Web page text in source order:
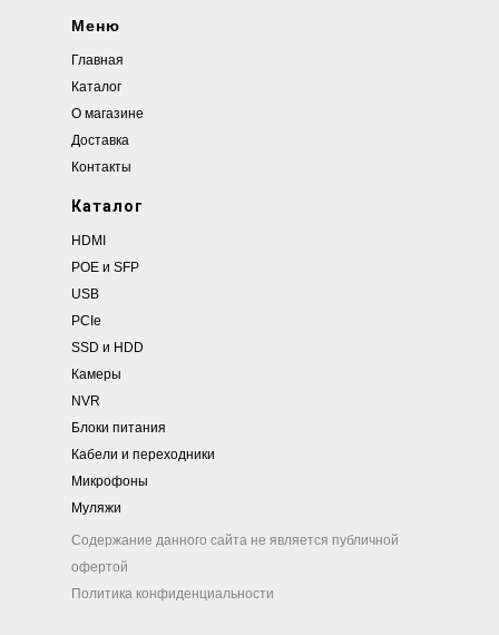
Меню
Главная
Каталог
О магазине
Доставка
Контакты
Каталог
HDMI
POE и SFP
USB
PCIe
SSD и HDD
Камеры
NVR
Блоки питания
Кабели и переходники
Микрофоны
Муляжи
Содержание данного сайта не является публичной
офертой
Политика конфиденциальности